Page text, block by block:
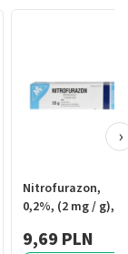
Nitrofurazon,
0,2%, (2 mg / g),
9,69 PLN
›